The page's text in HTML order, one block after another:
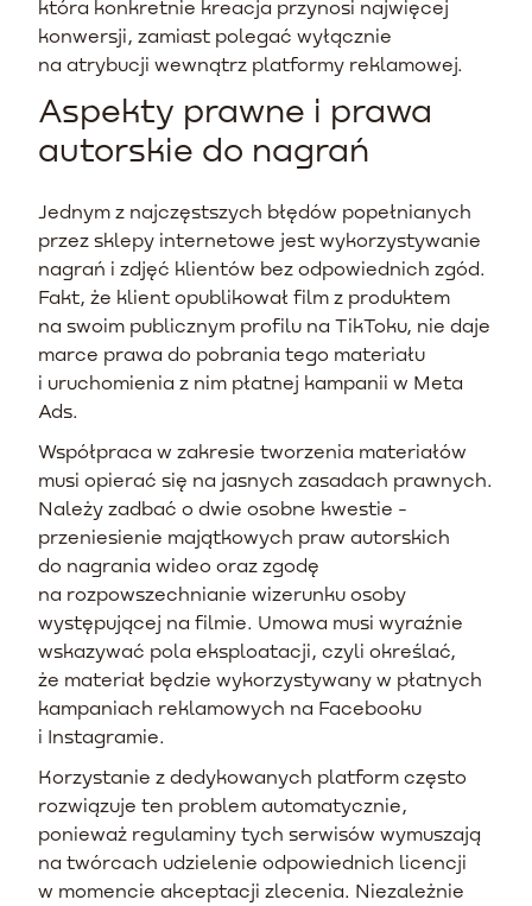
która konkretnie kreacja przynosi najwięcej
konwersji, zamiast polegać wyłącznie
na atrybucji wewnątrz platformy reklamowej.
Aspekty prawne i prawa
autorskie do nagrań
Jednym z najczęstszych błędów popełnianych
przez sklepy internetowe jest wykorzystywanie
nagrań i zdjęć klientów bez odpowiednich zgód.
Fakt, że klient opublikował film z produktem
na swoim publicznym profilu na TikToku, nie daje
marce prawa do pobrania tego materiału
i uruchomienia z nim płatnej kampanii w Meta
Ads.
Współpraca w zakresie tworzenia materiałów
musi opierać się na jasnych zasadach prawnych.
Należy zadbać o dwie osobne kwestie -
przeniesienie majątkowych praw autorskich
do nagrania wideo oraz zgodę
na rozpowszechnianie wizerunku osoby
występującej na filmie. Umowa musi wyraźnie
wskazywać pola eksploatacji, czyli określać,
że materiał będzie wykorzystywany w płatnych
kampaniach reklamowych na Facebooku
i Instagramie.
Korzystanie z dedykowanych platform często
rozwiązuje ten problem automatycznie,
ponieważ regulaminy tych serwisów wymuszają
na twórcach udzielenie odpowiednich licencji
w momencie akceptacji zlecenia. Niezależnie